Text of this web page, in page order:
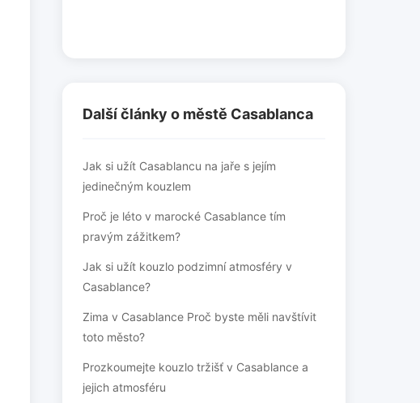
Další články o městě Casablanca
Jak si užít Casablancu na jaře s jejím
jedinečným kouzlem
Proč je léto v marocké Casablance tím
pravým zážitkem?
Jak si užít kouzlo podzimní atmosféry v
Casablance?
Zima v Casablance Proč byste měli navštívit
toto město?
Prozkoumejte kouzlo tržišť v Casablance a
jejich atmosféru